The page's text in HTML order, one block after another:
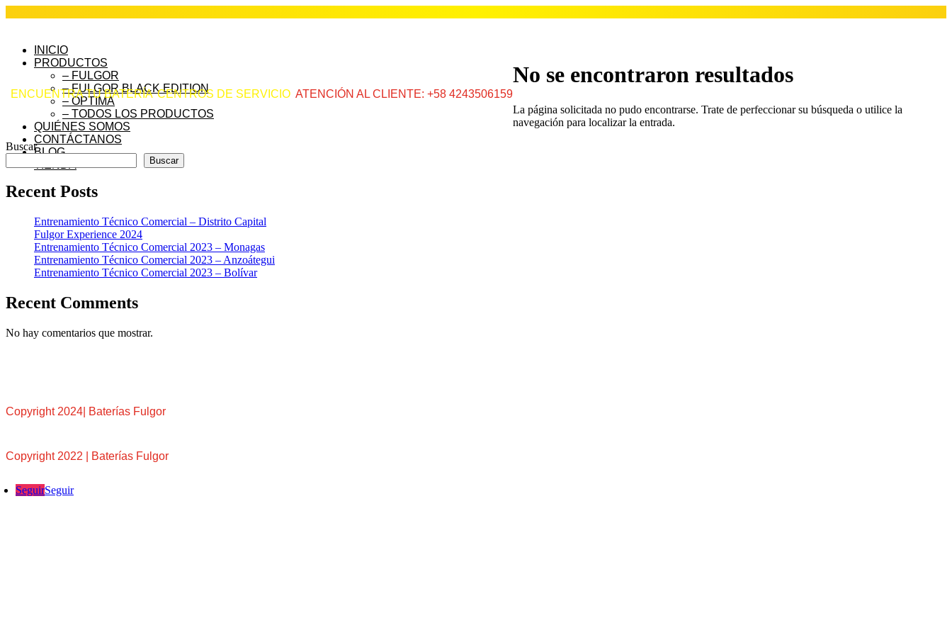
INICIO
PRODUCTOS
– FULGOR
– FULGOR BLACK EDITION
– OPTIMA
– TODOS LOS PRODUCTOS
QUIÉNES SOMOS
CONTÁCTANOS
BLOG
TIENDA
ENCUENTRA TU BATERÍA CENTROS DE SERVICIO ATENCIÓN AL CLIENTE: +58 4243506159
No se encontraron resultados
La página solicitada no pudo encontrarse. Trate de perfeccionar su búsqueda o utilice la
navegación para localizar la entrada.
Buscar
Buscar
Recent Posts
Entrenamiento Técnico Comercial – Distrito Capital
Fulgor Experience 2024
Entrenamiento Técnico Comercial 2023 – Monagas
Entrenamiento Técnico Comercial 2023 – Anzoátegui
Entrenamiento Técnico Comercial 2023 – Bolívar
Recent Comments
No hay comentarios que mostrar.
Copyright 2024| Baterías Fulgor
Copyright 2022 | Baterías Fulgor
SeguirSeguir